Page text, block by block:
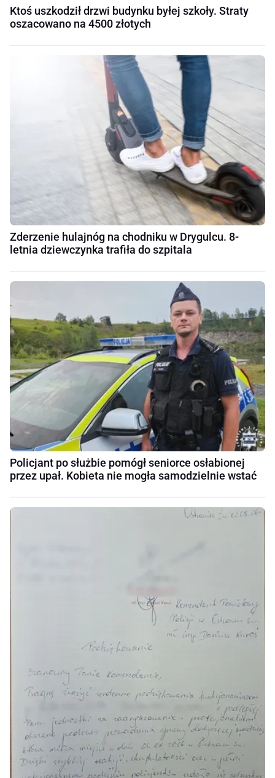
Ktoś uszkodził drzwi budynku byłej szkoły. Straty
oszacowano na 4500 złotych
Zderzenie hulajnóg na chodniku w Drygulcu. 8-
letnia dziewczynka trafiła do szpitala
Policjant po służbie pomógł seniorce osłabionej
przez upał. Kobieta nie mogła samodzielnie wstać